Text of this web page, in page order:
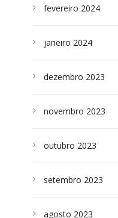
fevereiro 2024
janeiro 2024
dezembro 2023
novembro 2023
outubro 2023
setembro 2023
agosto 2023